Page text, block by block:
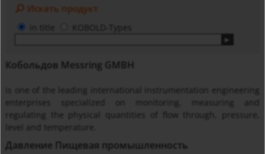
Искать продукт
KOBOLD-Types
Кобольдов Messring GMBH
is one of the leading international instrumentation engineering
enterprises specialized on monitoring, measuring and
regulating the physical quantities of flow through, pressure,
level and temperature.
Давление Пищевая промышленность